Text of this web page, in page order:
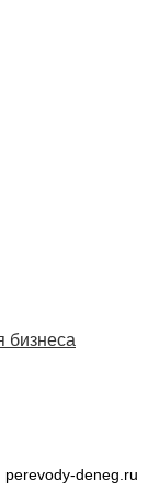
бизнеса
perevody-deneg.ru